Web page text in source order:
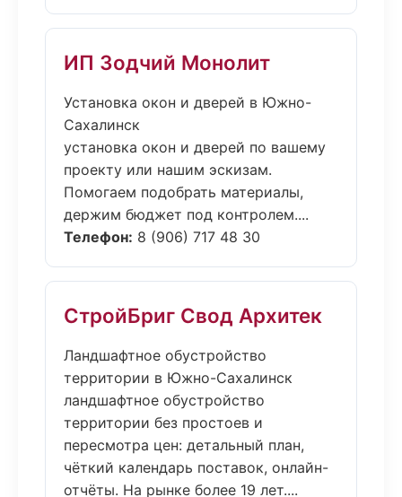
ИП Зодчий Монолит
Установка окон и дверей в Южно-
Сахалинск
установка окон и дверей по вашему
проекту или нашим эскизам.
Помогаем подобрать материалы,
держим бюджет под контролем....
Телефон: 8 (906) 717 48 30
СтройБриг Свод Архитек
Ландшафтное обустройство
территории в Южно-Сахалинск
ландшафтное обустройство
территории без простоев и
пересмотра цен: детальный план,
чёткий календарь поставок, онлайн-
отчёты. На рынке более 19 лет....